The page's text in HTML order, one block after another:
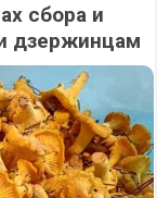
сбора и
дзержинцам